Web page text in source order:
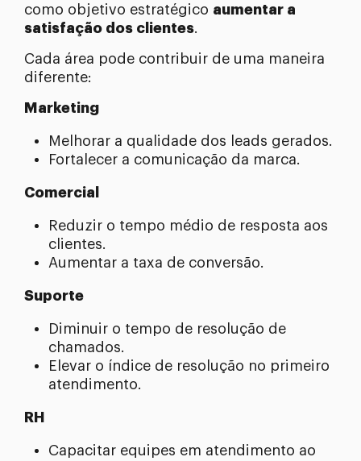
como objetivo estratégico aumentar a
satisfação dos clientes.
Cada área pode contribuir de uma maneira
diferente:
Marketing
Melhorar a qualidade dos leads gerados.
Fortalecer a comunicação da marca.
Comercial
Reduzir o tempo médio de resposta aos
clientes.
Aumentar a taxa de conversão.
Suporte
Diminuir o tempo de resolução de
chamados.
Elevar o índice de resolução no primeiro
atendimento.
RH
Capacitar equipes em atendimento ao